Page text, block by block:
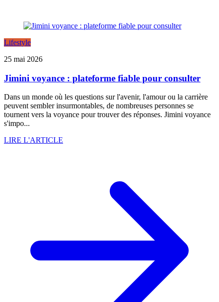
Lifestyle
25 mai 2026
Jimini voyance : plateforme fiable pour consulter
Dans un monde où les questions sur l'avenir, l'amour ou la carrière
peuvent sembler insurmontables, de nombreuses personnes se
tournent vers la voyance pour trouver des réponses. Jimini voyance
s'impo...
LIRE L'ARTICLE